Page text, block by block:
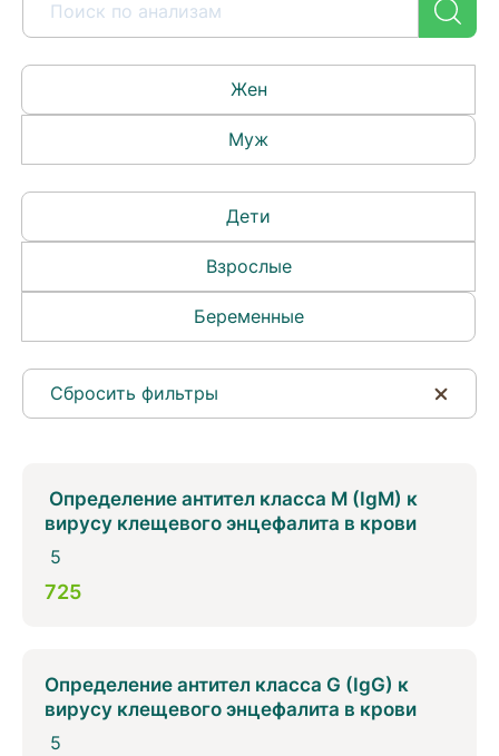
Жен
Муж
Дети
Взрослые
Беременные
Сбросить фильтры
Определение антител класса M (IgM) к
вирусу клещевого энцефалита в крови
5
725
Определение антител класса G (IgG) к
вирусу клещевого энцефалита в крови
5